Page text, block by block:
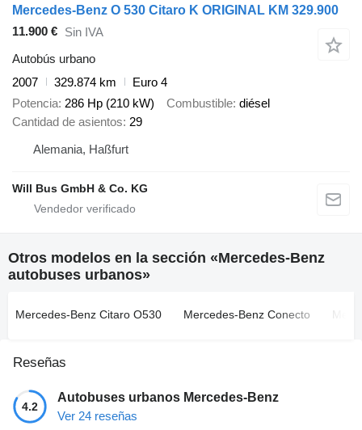
Mercedes-Benz O 530 Citaro K ORIGINAL KM 329.900
11.900 € Sin IVA
Autobús urbano
2007
329.874 km
Euro 4
Potencia 286 Hp (210 kW) Combustible diésel
Cantidad de asientos 29
Alemania, Haßfurt
Will Bus GmbH & Co. KG
Otros modelos en la sección «Mercedes-Benz
autobuses urbanos»
Mercedes-Benz Citaro O530 Mercedes-Benz Conecto
Reseñas
4.2
Autobuses urbanos Mercedes-Benz
Ver 24 reseñas